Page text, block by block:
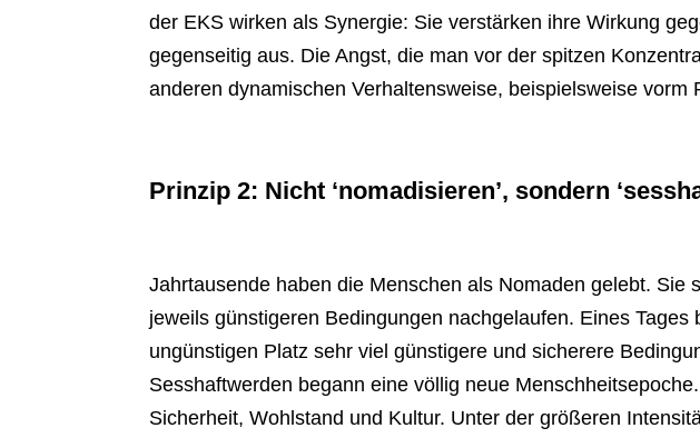
der EKS wirken als Synergie: Sie verstärken ihre Wirkung
gegenseitig aus. Die Angst, die man vor der spitzen
anderen dynamischen Verhaltensweise, beispielsweise vorm
Prinzip 2: Nicht ‘nomadisieren’, sondern
Jahrtausende haben die Menschen als Nomaden gelebt.
jeweils günstigeren Bedingungen nachgelaufen. Eines
ungünstigen Platz sehr viel günstigere und sicherere
Sesshaftwerden begann eine völlig neue
Sicherheit, Wohlstand und Kultur. Unter der größeren